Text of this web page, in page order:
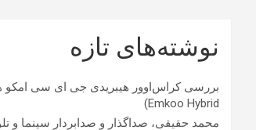
نوشته‌های تازه
Emkoo Hybrid)
محمد حقیقی، صداگذار و صدابردار سینما و